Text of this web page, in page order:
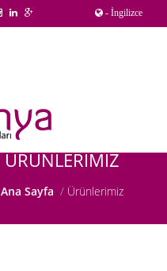
- İngilizce
ÜRÜNLERIMIZ
Ana Sayfa Ürünlerimiz